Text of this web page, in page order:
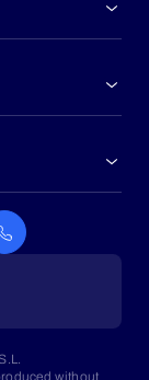
without